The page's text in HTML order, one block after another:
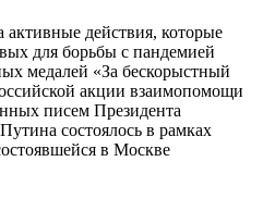
активные действия, которые
для борьбы с пандемией
медалей «За бескорыстный
акции взаимопомощи
писем Президента
состоялось в рамках
в Москве